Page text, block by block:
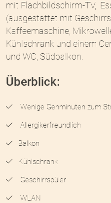
mit Flachbildschirm-TV,
(ausgestattet mit
Kaffeemaschine,
Kühlschrank und einem
und WC, Südbalkon.
Überblick:
Wenige Gehminuten zum
Allergikerfreundlich
Balkon
Kühlschrank
Geschirrspüler
WLAN